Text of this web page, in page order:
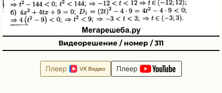
Видеорешение / номер / 311
Плеер Плеер